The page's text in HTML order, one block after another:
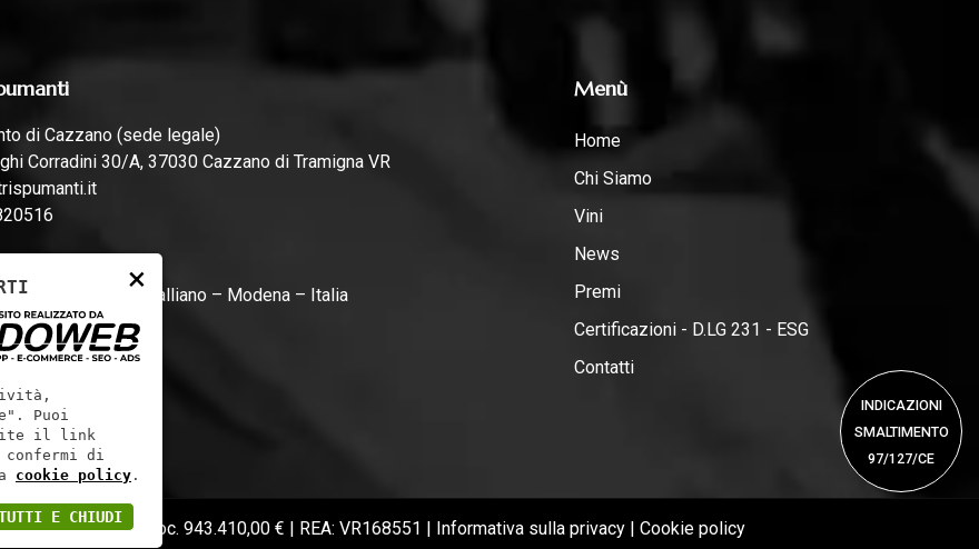
di Cazzano (sede legale)
Corradini 30/A, 37030 Cazzano di Tramigna VR
di Campogalliano
44, 41011 Campogalliano – Modena – Italia
Menù
Home
Chi Siamo
Vini
News
Premi
Certificazioni - D.LG 231 - ESG
Contatti
| Cap. soc. 943.410,00 € | REA: VR168551 | Informativa sulla privacy | Cookie policy
INDICAZIONI
SMALTIMENTO
97/127/CE
×
Puoi
il link
confermi di
cookie policy .
E CHIUDI